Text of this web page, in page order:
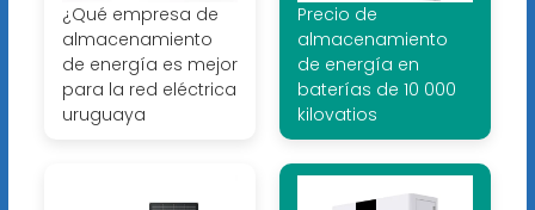
¿Qué empresa de
almacenamiento
de energía es mejor
para la red eléctrica
uruguaya
Precio de
almacenamiento
de energía en
baterías de 10 000
kilovatios